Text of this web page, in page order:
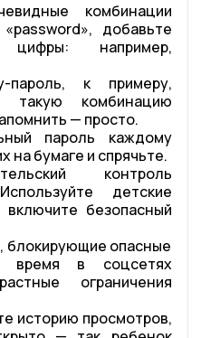
комбинации
добавьте
например,
пароль, к примеру,
комбинацию
— просто.
пароль каждому
на бумаге и спрячьте.
контроль
детские
безопасный
блокирующие опасные
время в соцсетях
ограничения
историю просмотров,